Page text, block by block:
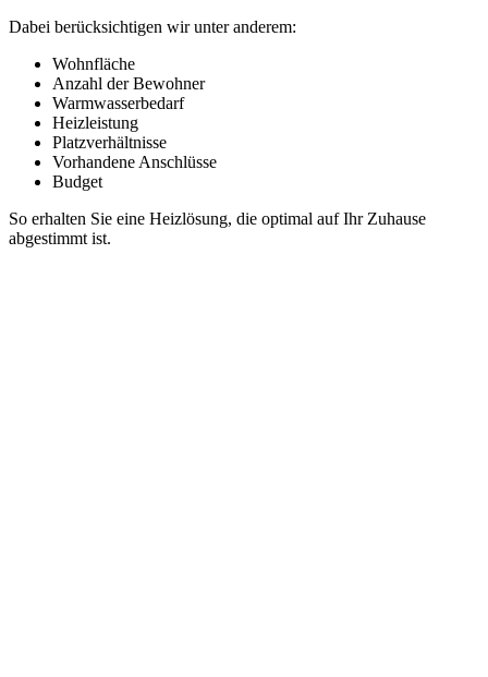
Dabei berücksichtigen wir unter anderem:
Wohnfläche
Anzahl der Bewohner
Warmwasserbedarf
Heizleistung
Platzverhältnisse
Vorhandene Anschlüsse
Budget
So erhalten Sie eine Heizlösung, die optimal auf Ihr Zuhause
abgestimmt ist.